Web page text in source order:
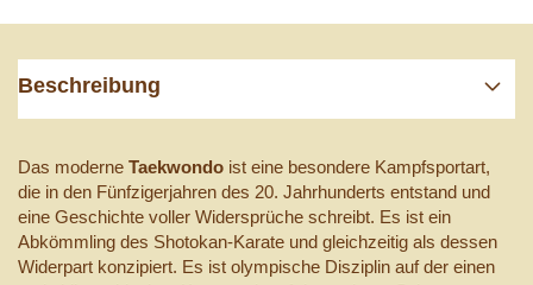
Beschreibung
Das moderne Taekwondo ist eine besondere Kampfsportart,
die in den Fünfzigerjahren des 20. Jahrhunderts entstand und
eine Geschichte voller Widersprüche schreibt. Es ist ein
Abkömmling des Shotokan-Karate und gleichzeitig als dessen
Widerpart konzipiert. Es ist olympische Disziplin auf der einen